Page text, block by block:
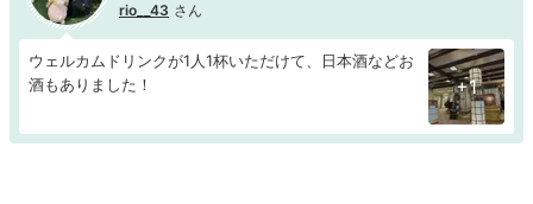
rio__43
ウェルカムドリンクが1人1杯いただけて、日本酒などお
酒もありました！
+1